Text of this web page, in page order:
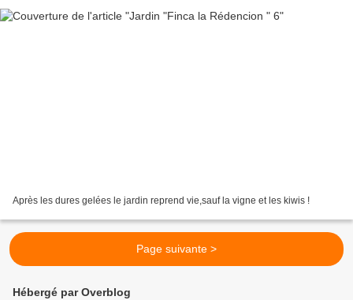
Après les dures gelées le jardin reprend vie,sauf la vigne et les kiwis !
Page suivante >
Hébergé par Overblog